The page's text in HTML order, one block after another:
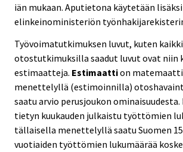
iän mukaan. Aputietona käytetään
elinkeinoministeriön
Työvoimatutkimuksen luvut, kuten kaikki
otostutkimuksilla saadut luvut ovat niin
estimaatteja. Estimaattion
menettelyllä (estimoinnilla)
saatu arvio perusjoukon
tietyn kuukauden julkaistu työttömien
tällaisella menettelyllä saatu Suomen
vuotiaiden työttömien lukumäärää